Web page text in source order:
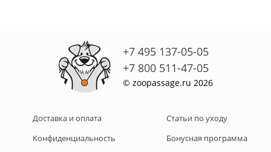
+7 495 137-05-05
+7 800 511-47-05
© zoopassage.ru 2026
Доставка и оплата
Конфиденциальность
Статьи по уходу
Бонусная программа